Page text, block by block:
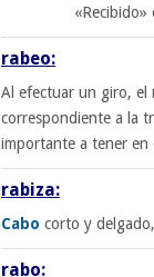
rabeo:
Al efectuar un giro, el
correspondiente a la
importante a tener en
rabiza:
Cabo corto y
rabo: